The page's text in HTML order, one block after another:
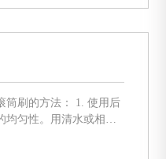
法： 1. 使用后
匀性。用清水或相应